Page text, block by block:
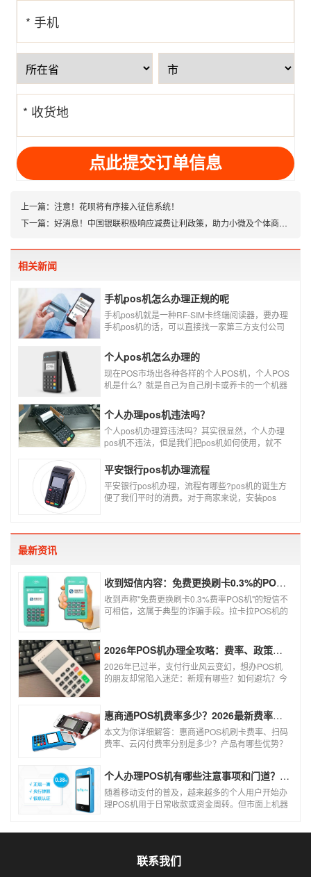
* 手机
号
* 收货地
址
上一篇： 注意！花呗将有序接入征信系统！
下一篇： 好消息！中国银联积极响应减费让利政策，助力小微及个体商户增收引流
相关新闻
手机pos机怎么办理正规的呢
手机pos机就是一种RF-SIM卡终端阅读器，要办理
手机pos机的话，可以直接找一家第三方支付公司
个人pos机怎么办理的
现在POS市场出各种各样的个人POS机，个人POS
机是什么？就是自己为自己刷卡或养卡的一个机器
个人办理pos机违法吗？
个人pos机办理算违法吗？其实很显然，个人办理
pos机不违法，但是我们把pos机如何使用，就不
现，套现不换，那么我们这样使用pos机肯定就是
违法的，只有我们在安全的使用之下，我们的个人
办理的pos机才是正规的，但是自己刷自己信用卡
用自己的pos机，这样只是算违规，只要我们按时
干扰到他人，不恶意套现银行，那么我们的行为犯
平安银行pos机办理流程
平安银行pos机办理，流程有哪些?pos机的诞生方
便了我们平时的消费。对于商家来说，安装pos
最新资讯
收到短信内容：免费更换刷卡0.3%的POS机，可以相信吗？
收到声称"免费更换刷卡0.3%费率POS机"的短信不
可相信，这属于典型的诈骗手段。拉卡拉POS机的
风险。以下结合权威信息分析原因及应对建议：2026年POS机办理全攻略：费率、政策、避坑一篇讲清
2026年已过半，支付行业风云变幻，想办POS机
的朋友却常陷入迷茫：新规有哪些？如何避坑？今
使用！
惠商通POS机费率多少？2026最新费率标准及办理全攻略
本文为你详细解答：惠商通POS机刷卡费率、扫码
费率、云闪付费率分别是多少？产品有哪些优势？
个人办理POS机有哪些注意事项和门道？（2026最新避坑指南）
随着移动支付的普及，越来越多的个人用户开始办
理POS机用于日常收款或资金周转。但市面上机器
联系我们